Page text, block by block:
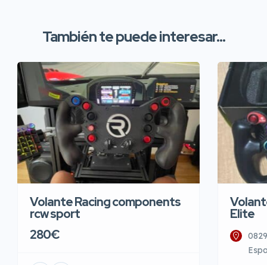
También te puede interesar...
Volante Racing components
rcw sport
280€
Elite